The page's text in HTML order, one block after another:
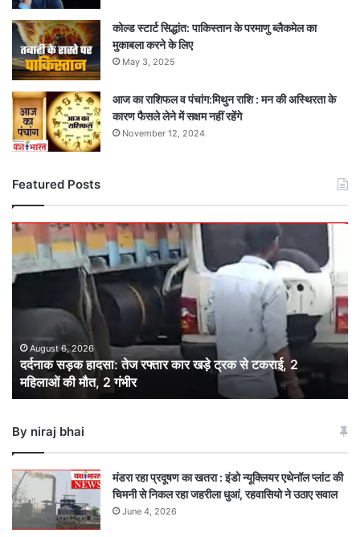
कोल्ड स्टार्ट सिद्धांत: पाकिस्तान के परमाणु ब्लैकमेल का
मुकाबला करने के लिए
May 3, 2025
आज का राशिफल व पंचांग:मिथुन राशि : मन की अस्थिरता के
कारण फैसले लेने में सक्षम नहीं रहेंगे
November 12, 2024
Featured Posts
दर्दनाक
हादसा:
तेज
कार
ट्रक
टकराई,
2
की
गंभीर
August 6, 2026
दर्दनाक सड़क हादसा: तेज रफ्तार कार खड़े ट्रक से टकराई, 2
महिलाओं की मौत, 2 गंभीर
By niraj bhai
मंडरा रहा प्रदूषण का खतरा : इंडो न्यूक्लियर एथेनॉल प्लांट की
चिमनी से निकल रहा जहरीला धुआं, रहवासियो ने उठाए सवाल
June 4, 2026